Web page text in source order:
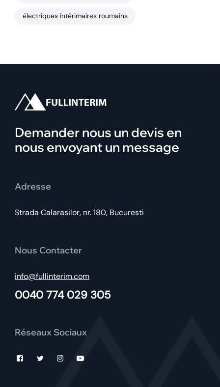
électriques intérimaires roumains
Demander nous un devis en
nous envoyant un message
Adresse
Strada Calarasilor, nr. 180, Bucuresti
Nous Contacter
0040 774 029 305
info@fullinterim.com
Réseaux Sociaux